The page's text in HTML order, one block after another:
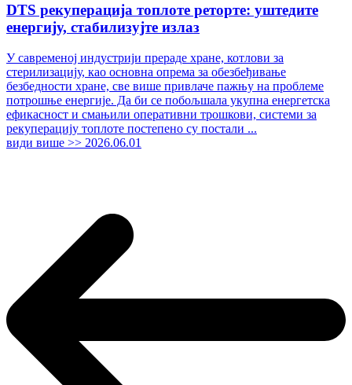
DTS рекуперација топлоте реторте: уштедите
енергију, стабилизујте излаз
У савременој индустрији прераде хране, котлови за
стерилизацију, као основна опрема за обезбеђивање
безбедности хране, све више привлаче пажњу на проблеме
потрошње енергије. Да би се побољшала укупна енергетска
ефикасност и смањили оперативни трошкови, системи за
рекуперацију топлоте постепено су постали ...
види више >> 2026.06.01